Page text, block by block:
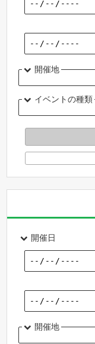
開催地
イベントの種類
開催日
開催地